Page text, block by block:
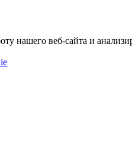
нашего веб-сайта и